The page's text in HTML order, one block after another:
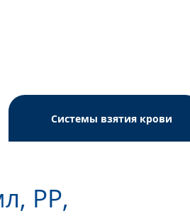
Системы взятия крови
PР,